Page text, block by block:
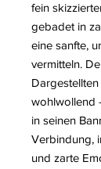
fein
gebadet in
eine sanfte,
vermitteln.
wohlwollend
in seinen
Verbindung,
und zarte